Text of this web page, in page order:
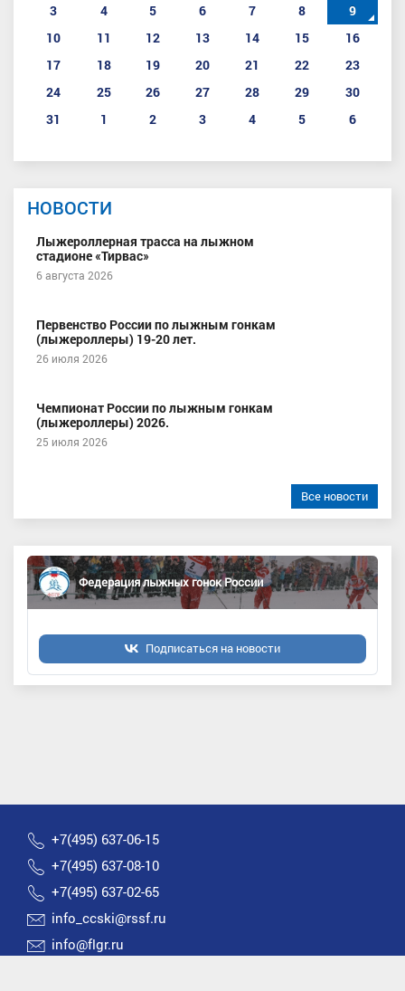
3
4 5 6 7 8
9
10
11 12 13 14 15
16
17
18 19 20 21 22
23
24
25 26 27 28 29
30
31
1 2 3 4 5 6
НОВОСТИ
Лыжероллерная трасса на лыжном
стадионе «Тирвас»
6 августа 2026
Первенство России по лыжным гонкам
(лыжероллеры) 19-20 лет.
26 июля 2026
Чемпионат России по лыжным гонкам
(лыжероллеры) 2026.
25 июля 2026
Все новости
Федерация лыжных гонок России
Подписаться на новости
+7(495) 637-06-15
+7(495) 637-08-10
+7(495) 637-02-65
info_ccski@rssf.ru
info@flgr.ru